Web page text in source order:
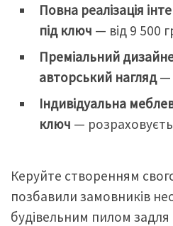
Повна реалізація
під ключ — від 9 500
Преміальний
авторський нагляд—
Індивідуальна
ключ —
Керуйте створенням
позбавили замовників
будівельним пилом задля